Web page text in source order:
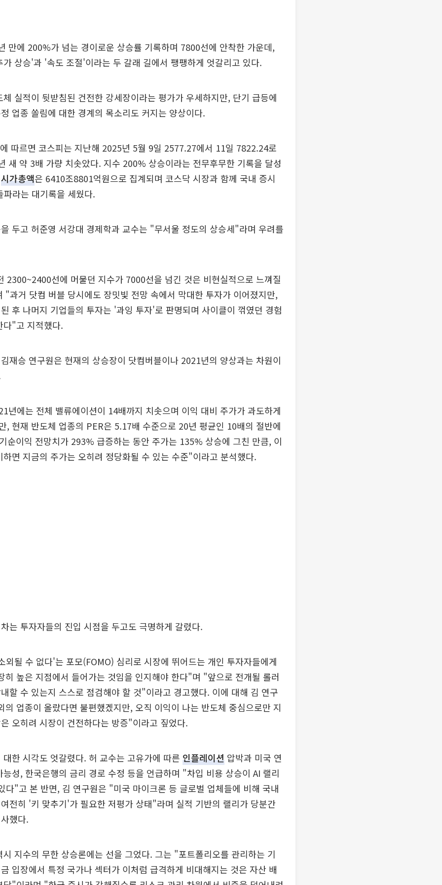
만에 200%가 넘는 경이로운 상승률 기록하며 7800선에 안착한 가운데,
상승'과 '속도 조절'이라는 두 갈래 길에서 팽팽하게 엇갈리고 있다.
실적이 뒷받침된 건전한 강세장이라는 평가가 우세하지만, 단기 급등에
업종 쏠림에 대한 경계의 목소리도 커지는 양상이다.
따르면 코스피는 지난해 2025년 5월 9일 2577.27에서 11일 7822.24로
새 약 3배 가량 치솟았다. 지수 200% 상승이라는 전무후무한 기록을 달성
시가총액은 6410조8801억원으로 집계되며 코스닥 시장과 함께 국내 증시
라는 대기록을 세웠다.
두고 허준영 서강대 경제학과 교수는 "무서울 정도의 상승세"라며 우려를
2300~2400선에 머물던 지수가 7000선을 넘긴 것은 비현실적으로 느껴질
"과거 닷컴 버블 당시에도 장밋빛 전망 속에서 막대한 투자가 이어졌지만,
후 나머지 기업들의 투자는 '과잉 투자'로 판명되며 사이클이 꺾였던 경험
다"고 지적했다.
재승 연구원은 현재의 상승장이 닷컴버블이나 2021년의 양상과는 차원이
년에는 전체 밸류에이션이 14배까지 치솟으며 이익 대비 주가가 과도하게
, 현재 반도체 업종의 PER은 5.17배 수준으로 20년 평균인 10배의 절반에
순이익 전망치가 293% 급증하는 동안 주가는 135% 상승에 그친 만큼, 이
면 지금의 주가는 오히려 정당화될 수 있는 수준"이라고 분석했다.
는 투자자들의 진입 시점을 두고도 극명하게 갈렸다.
외될 수 없다'는 포모(FOMO) 심리로 시장에 뛰어드는 개인 투자자들에게
히 높은 지점에서 들어가는 것임을 인지해야 한다"며 "앞으로 전개될 롤러
할 수 있는지 스스로 점검해야 할 것"이라고 경고했다. 이에 대해 김 연구
의 업종이 올랐다면 불편했겠지만, 오직 이익이 나는 반도체 중심으로만 지
오히려 시장이 건전하다는 방증"이라고 짚었다.
한 시각도 엇갈렸다. 허 교수는 고유가에 따른 인플레이션 압박과 미국 연
성, 한국은행의 금리 경로 수정 등을 언급하며 "차입 비용 상승이 AI 랠리
다"고 본 반면, 김 연구원은 "미국 마이크론 등 글로벌 업체들에 비해 국내
전히 '키 맞추기'가 필요한 저평가 상태"라며 실적 기반의 랠리가 당분간
했다.
지수의 무한 상승론에는 선을 그었다. 그는 "포트폴리오를 관리하는 기
입장에서 특정 국가나 섹터가 이처럼 급격하게 비대해지는 것은 자산 배